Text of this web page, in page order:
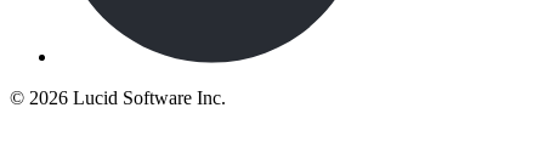
© 2026 Lucid Software Inc.